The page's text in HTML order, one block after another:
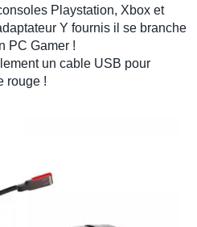
Playstation, Xbox et
Y fournis il se branche
PC Gamer !
un cable USB pour
rouge !